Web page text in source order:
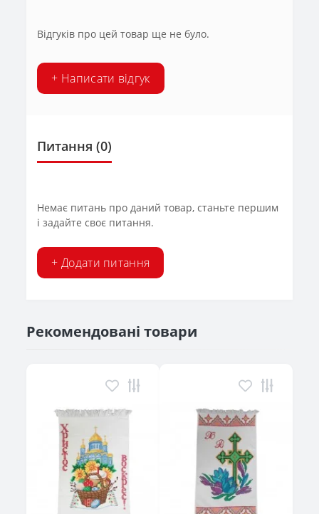
Відгуків про цей товар ще не було.
+ Написати відгук
Питання (0)
Немає питань про даний товар, станьте першим
і задайте своє питання.
+ Додати питання
Рекомендовані товари